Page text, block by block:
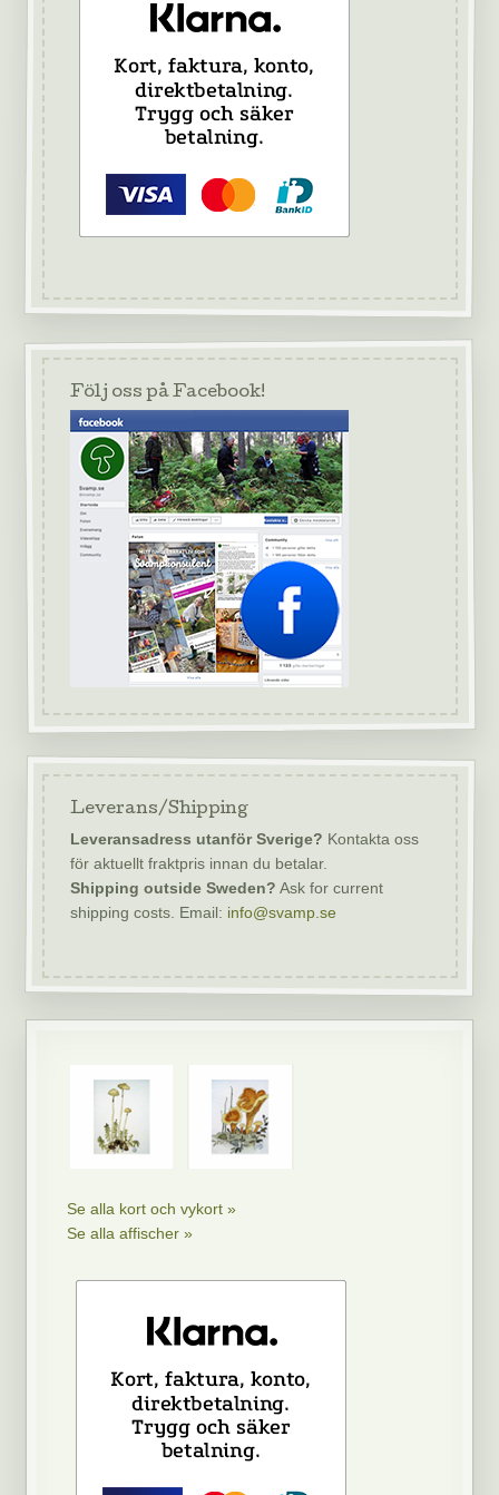
Följ oss på Facebook!
Leverans/Shipping
Leveransadress utanför Sverige? Kontakta oss
för aktuellt fraktpris innan du betalar.
Shipping outside Sweden? Ask for current
shipping costs. Email: info@svamp.se
Se alla kort och vykort »
Se alla affischer »